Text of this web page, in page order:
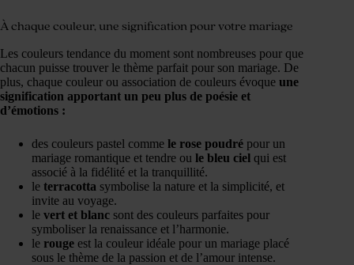
À chaque couleur, une signification pour votre mariage
Les couleurs tendance du moment sont nombreuses pour que
chacun puisse trouver le thème parfait pour son mariage. De
plus, chaque couleur ou association de couleurs évoque une
signification apportant un peu plus de poésie et
d’émotions :
des couleurs pastel comme le rose poudré pour un
mariage romantique et tendre ou le bleu ciel qui est
associé à la fidélité et la tranquillité.
le terracotta symbolise la nature et la simplicité, et
invite au voyage.
le vert et blanc sont des couleurs parfaites pour
symboliser la renaissance et l’harmonie.
le rouge est la couleur idéale pour un mariage placé
sous le thème de la passion et de l’amour intense.